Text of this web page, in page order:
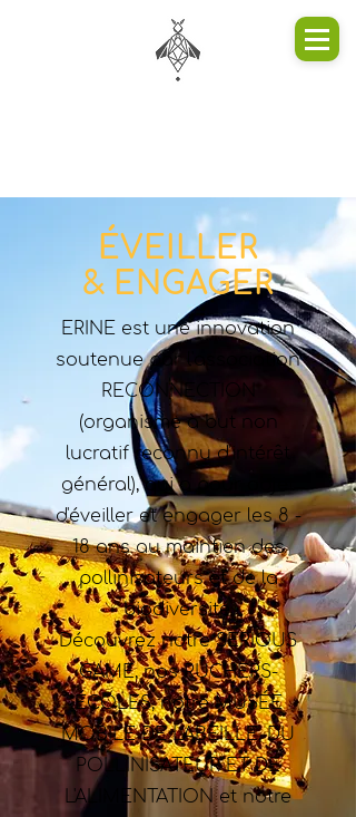
ÉVEILLER
& ENGAGER
ERINE est une innovation
soutenue par l'association
RECONNECTION
(organisme à but non
lucratif reconnu d'intérêt
général), qui a pour objet
d'éveiller et engager les 8 -
18 ans au maintien des
pollinisateurs et de la
biodiversité.
Découvrez notre SERIOUS
GAME, nos RUCHERS-
ÉCOLES, notre MUSÉE
MOBILE DE L'ABEILLE, DU
POLLINISATEUR ET DE
L'ALIMENTATION et notre